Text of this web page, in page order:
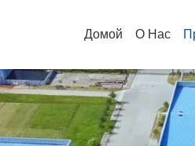
Домой О Нас